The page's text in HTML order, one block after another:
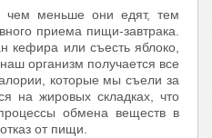
чем меньше они едят, тем
приема пищи-завтрака.
кефира или съесть яблоко,
организм получается все
которые мы съели за
на жировых складках, что
обмена веществ в
от пищи.